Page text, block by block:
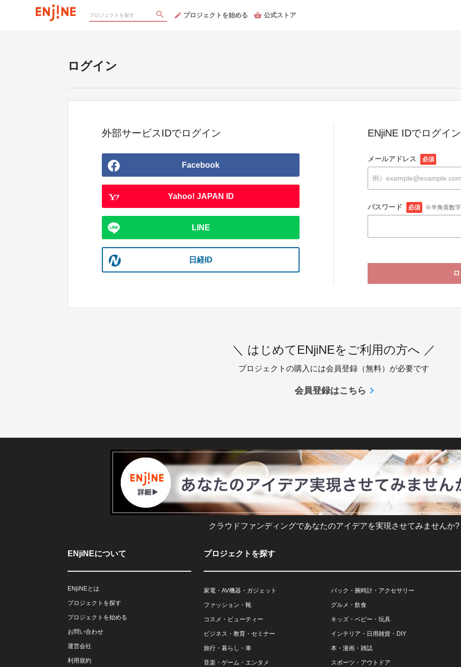
プロジェクトを始める 公式ストア
ログイン
外部サービスIDでログイン
Facebook
Yahoo! JAPAN ID
LINE
日経ID
ENjiNE IDでログイン
メールアドレス 必須
パスワード 必須 ※半角英数
＼ はじめてENjiNEをご利用の方へ ／
プロジェクトの購入には会員登録（無料）が必要です
会員登録はこちら
クラウドファンディングであなたのアイデアを実現させてみませんか?
ENjiNEについて
ENjiNEとは
プロジェクトを探す
プロジェクトを始める
お問い合わせ
運営会社
利用規約
プロジェクトを探す
家電・AV機器・ガジェット バック・腕時計・アクセサリー
ファッション・靴 グルメ・飲食
コスメ・ビューティー キッズ・ベビー・玩具
ビジネス・教育・セミナー インテリア・日用雑貨・DIY
旅行・暮らし・車 本・漫画・雑誌
音楽・ゲーム・エンタメ スポーツ・アウトドア